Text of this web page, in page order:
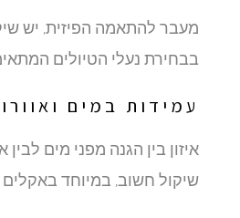
מעבר להתאמה הפיזית, יש
בבחירת נעלי הטיולים
עמידות במים ואוורור
איזון בין הגנה מפני מים לבין
שיקול חשוב, במיוחד באקלים